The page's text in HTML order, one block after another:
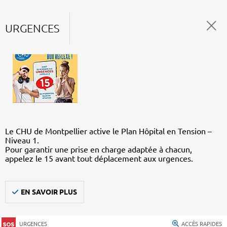
URGENCES
Le CHU de Montpellier active le Plan Hôpital en Tension –
Niveau 1.
Pour garantir une prise en charge adaptée à chacun,
appelez le 15 avant tout déplacement aux urgences.
EN SAVOIR PLUS
URGENCES ACCÈS RAPIDES